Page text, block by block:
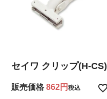
セイワ クリップ(H-CS)
販売価格 862 税込